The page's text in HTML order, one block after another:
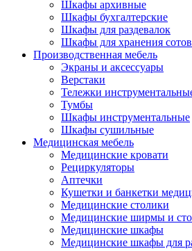
Шкафы архивные
Шкафы бухгалтерские
Шкафы для раздевалок
Шкафы для хранения
Производственная мебель
Экраны и аксессуары
Верстаки
Тележки
Тумбы
Шкафы инструментальные
Шкафы сушильные
Медицинская мебель
Медицинские кровати
Рециркуляторы
Аптечки
Кушетки и банкетки
Медицинские столики
Медицинские ширмы и
Медицинские шкафы
Медицинские шкафы для